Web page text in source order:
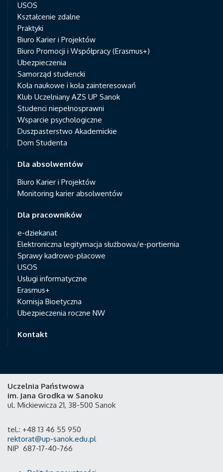
USOS
Kształcenie zdalne
Praktyki
Biuro Karier i Projektów
Biuro Promocji i Współpracy (Erasmus+)
Ubezpieczenia
Samorząd studencki
Koła naukowe i koła zainteresowań
Klub Uczelniany AZS UP Sanok
Studenci niepełnosprawni
Wsparcie psychologiczne
Duszpasterstwo Akademickie
Dom Studenta
Dla absolwentów
Biuro Karier i Projektów
Monitoring karier absolwentów
Dla pracowników
e-dziekanat
Elektroniczna legitymacja służbowa/e-portiernia
Sprawy kadrowo-płacowe
USOS
Usługi informatyczne
Erasmus+
Komisja Bioetyczna
Ubezpieczenia roczne NW
Kontakt
Uczelnia Państwowa
im. Jana Grodka w Sanoku
ul. Mickiewicza 21, 38-500 Sanok
tel.: +48 13 46 55 950
rektorat@up-sanok.edu.pl
NIP 687-17-40-766